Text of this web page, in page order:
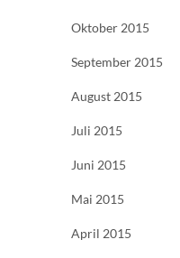
Oktober 2015
September 2015
August 2015
Juli 2015
Juni 2015
Mai 2015
April 2015